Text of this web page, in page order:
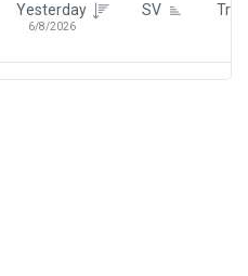
Yesterday
6/8/2026
SV